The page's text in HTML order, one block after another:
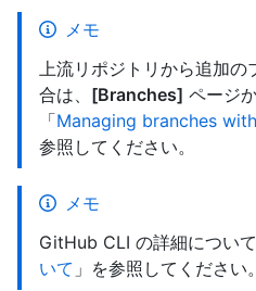
メモ
上流リポジトリから追加
合は、 [Branches] ページ
「Managing branches
参照してください。
メモ
GitHub CLI の詳細につい
いて 」を参照してください。